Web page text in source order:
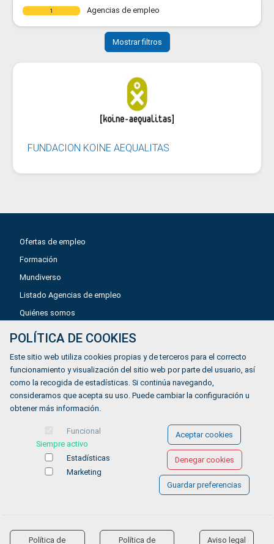
1 Agencias de empleo
Mostrar filtros
FUNDACION KOINE AEQUALITAS
Ofertas de empleo
Formación
Mundiverso
Listado Agencias de empleo
Quiénes somos
Política de privacidad
Política de Cookies
Accesibilidad
© COPYRIGHT 2026 Gestionándote.com
POLÍTICA DE COOKIES
Este sitio web utiliza cookies propias y de terceros para el correcto
funcionamiento y visualización del sitio web por parte del usuario, así
como la recogida de estadísticas. Si continúa navegando,
consideramos que acepta su uso. Puede cambiar la configuración u
obtener más información.
Funcional
Siempre activo
Estadísticas
Marketing
Aceptar cookies
Denegar cookies
Guardar preferencias
Política de Política de Aviso legal